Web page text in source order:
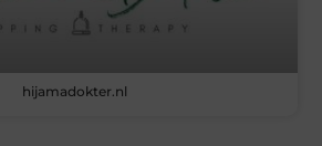
hijamadokter.nl